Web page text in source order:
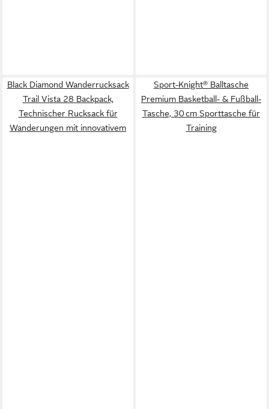
Black Diamond Wanderrucksack
Trail Vista 28 Backpack,
Technischer Rucksack für
Wanderungen mit innovativem
Sport-Knight® Balltasche
Premium Basketball- & Fußball-
Tasche, 30 cm Sporttasche für
Training